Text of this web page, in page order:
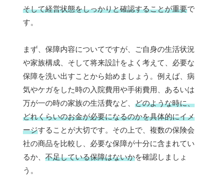
そして経営状態をしっかりと確認することが重要で
す。
まず、保障内容についてですが、ご自身の生活状況
や家族構成、そして将来設計をよく考えて、必要な
保障を洗い出すことから始めましょう。例えば、病
気やケガをした時の入院費用や手術費用、あるいは
万が一の時の家族の生活費など、 どのような時に、
どれくらいのお金が必要になるのかを具体的にイメ
ージすることが大切です。その上で、複数の保険会
社の商品を比較し、必要な保障が十分に含まれてい
るか、 不足している保障はないかを確認しましょ
う。